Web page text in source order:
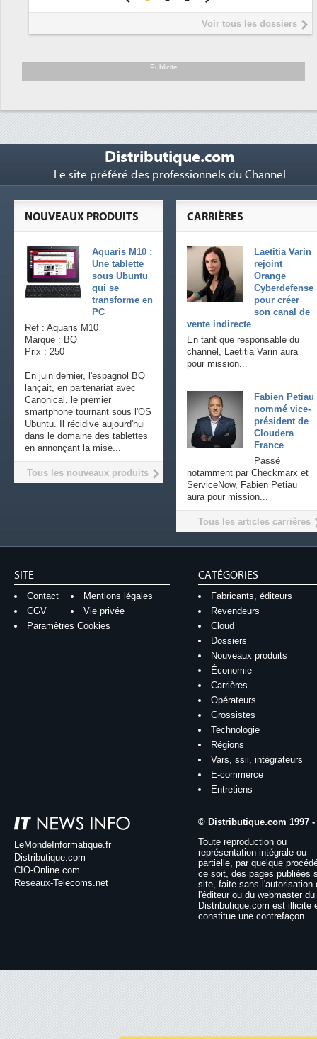
soutient
Voir tous les dossiers
Publicité
Distributique.com
Le site préféré des professionnels du Channel
CARRIÈRES
Laetitia Varin
rejoint
Orange
Cyberdefense
pour créer
son canal de
vente indirecte
En tant que responsable du
channel, Laetitia Varin aura
pour mission...
Fabien Petiau
nommé vice-
président de
Cloudera
France
Passé
notamment par Checkmarx et
ServiceNow, Fabien Petiau
aura pour mission...
Tous les articles carrières
NOUVEAUX PRODUITS
Aquaris M10 :
Une tablette
sous Ubuntu
qui se
transforme en
PC
Ref : Aquaris M10
Marque : BQ
Prix : 250
En juin dernier, l'espagnol BQ
lançait, en partenariat avec
Canonical, le premier
smartphone tournant sous l'OS
Ubuntu. Il récidive aujourd'hui
dans le domaine des tablettes
en annonçant la mise...
Tous les nouveaux produits
SITE
Contact
Mentions légales
CGV
Vie privée
Paramètres Cookies
CATÉGORIES
Fabricants, éditeurs
Revendeurs
Cloud
Dossiers
Nouveaux produits
Économie
Carrières
Opérateurs
Grossistes
Technologie
Régions
Vars, ssii, intégrateurs
E-commerce
Entretiens
LeMondeInformatique.fr
Distributique.com
CIO-Online.com
Reseaux-Telecoms.net
© Distributique.com 1997 -
Toute reproduction ou
représentation intégrale ou
partielle, par quelque
ce soit, des pages publiées
site, faite sans l'autorisation
l'éditeur ou du webmaster
Distributique.com est illicite
constitue une contrefaçon.